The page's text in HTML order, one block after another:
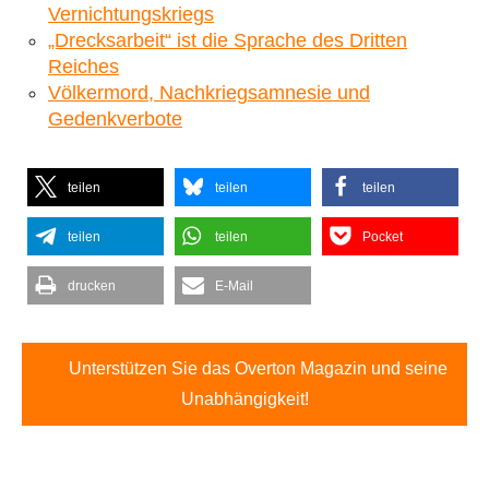
Vernichtungskriegs
„Drecksarbeit“ ist die Sprache des Dritten
Reiches
Völkermord, Nachkriegsamnesie und
Gedenkverbote
teilen teilen teilen
teilen teilen Pocket
drucken E-Mail
Unterstützen Sie das Overton Magazin und seine
Unabhängigkeit!